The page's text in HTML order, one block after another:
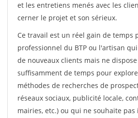
et les entretiens menés avec les
cerner le projet et son sérieux.
Ce travail est un réel gain de temps
professionnel du BTP ou l'artisan
de nouveaux clients mais ne
suffisamment de temps pour
méthodes de recherches de
réseaux sociaux, publicité locale,
mairies, etc.) ou qui ne souhaite